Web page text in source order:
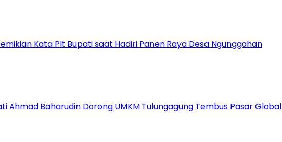
Kata Plt Bupati saat Hadiri Panen Raya Desa Ngunggahan
Ahmad Baharudin Dorong UMKM Tulungagung Tembus Pasar Global